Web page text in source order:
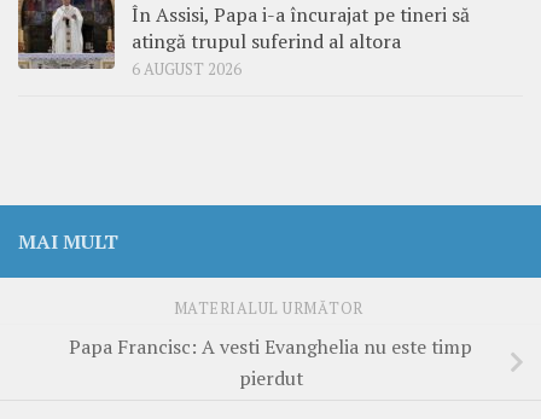
În Assisi, Papa i-a încurajat pe tineri să
atingă trupul suferind al altora
6 AUGUST 2026
MAI MULT
MATERIALUL URMĂTOR
Papa Francisc: A vesti Evanghelia nu este timp
pierdut